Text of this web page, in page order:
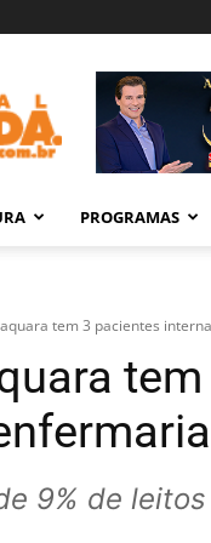
PROGRAMAS
tem 3 pacientes
9% de